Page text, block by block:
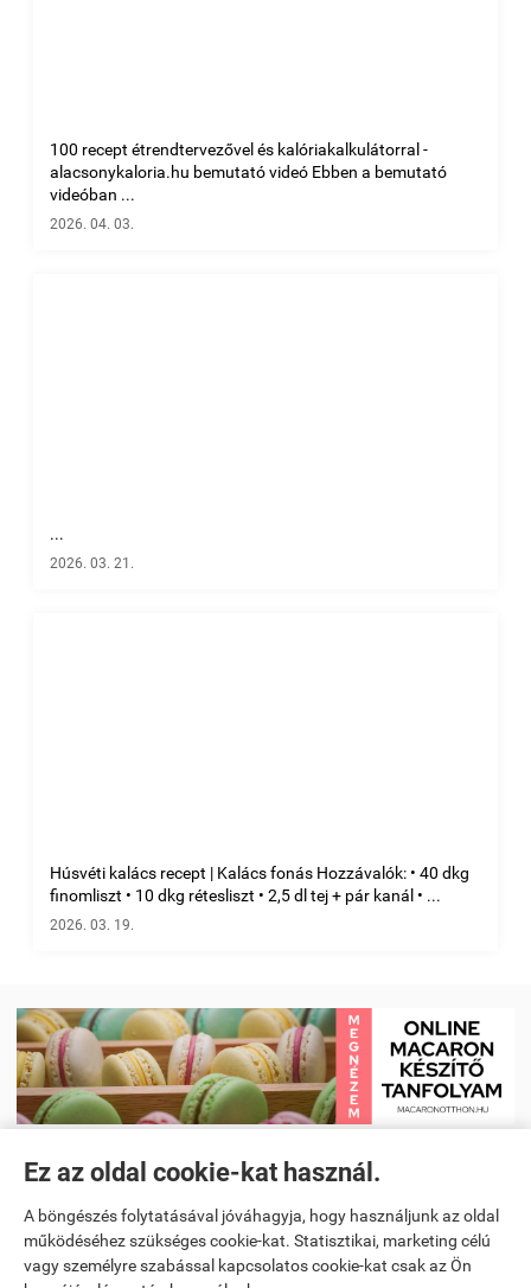
Ez az oldal cookie-kat használ.
A böngészés folytatásával jóváhagyja, hogy használjunk az oldal
működéséhez szükséges cookie-kat. Statisztikai, marketing célú
vagy személyre szabással kapcsolatos cookie-kat csak az Ön
100 recept étrendtervezővel és kalóriakalkulátorral -
alacsonykaloria.hu bemutató videó Ebben a bemutató
videóban ...
2026. 04. 03.
...
2026. 03. 21.
Húsvéti kalács recept | Kalács fonás Hozzávalók: • 40 dkg
finomliszt • 10 dkg rétesliszt • 2,5 dl tej + pár kanál • ...
2026. 03. 19.
Receptkönyv e-book és Étrendtervező app|Kezdőlap
Videó receptek megtekintése|Macaron tanfolyam|
Spanyoltanulás magyarul - Online spanyol oktató alkalmazás